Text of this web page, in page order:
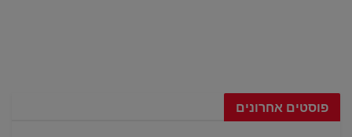
פוסטים אחרונים